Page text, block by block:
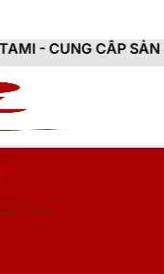
SẢN PHẨM CHÍNH